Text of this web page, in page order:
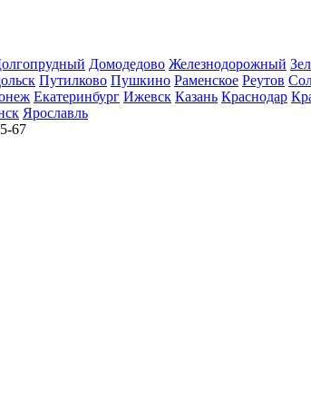
Домодедово Железнодорожный
Путилково Пушкино Раменское Реутов
Екатеринбург Ижевск Казань Краснодар
Ярославль
67